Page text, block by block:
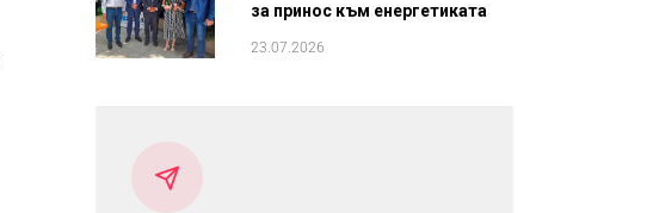
за принос към енергетиката
23.07.2026